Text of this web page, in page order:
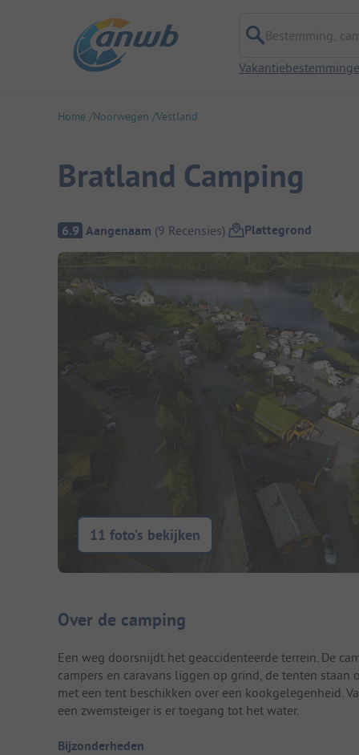
Bestemming,
Home Noorwegen Vestland
Bratland Camping
Camping overzicht
6.9 Aangenaam (9 Recensies) Plattegrond
11 foto’s bekijken
Camping introductie
Over de camping
Een weg doorsnijdt het geaccidenteerde terrein. De
campers en caravans liggen op grind, de tenten
met een tent beschikken over een kookgelegenheid.
een zwemsteiger is er toegang tot het water.
Bijzonderheden